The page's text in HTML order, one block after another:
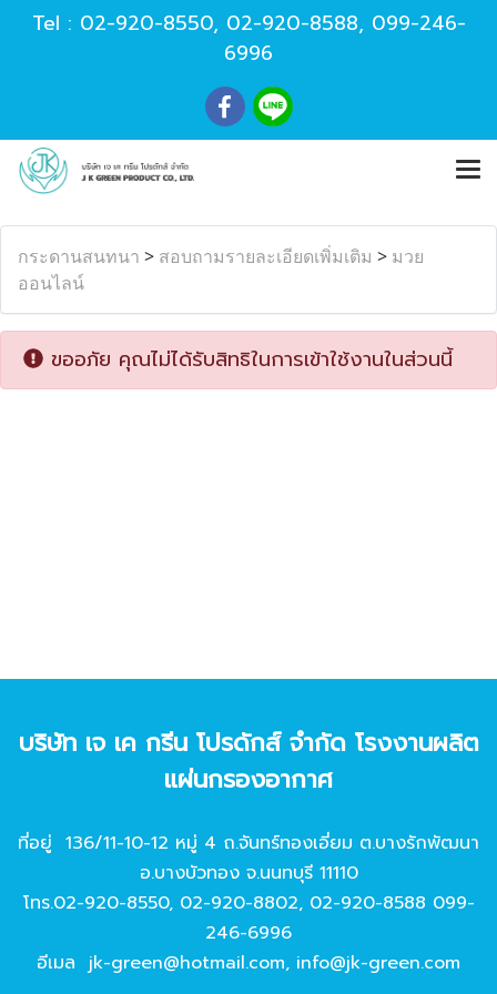
Tel : 02-920-8550, 02-920-8588, 099-246-
6996
กระดานสนทนา > สอบถามรายละเอียดเพิ่มเติม > มวย
ออนไลน์
ขออภัย คุณไม่ได้รับสิทธิในการเข้าใช้งานในส่วนนี้
บริษัท เจ เค กรีน โปรดักส์ จํากัด โรงงานผลิต
แผ่นกรองอากาศ
ที่อยู่ 136/11-10-12 หมู่ 4 ถ.จันทร์ทองเอี่ยม ต.บางรักพัฒนา
อ.บางบัวทอง จ.นนทบุรี 11110
โทร.02-920-8550, 02-920-8802, 02-920-8588 099-
246-6996
อีเมล jk-green@hotmail.com, info@jk-green.com